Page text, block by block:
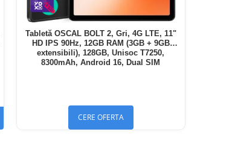
Tabletă OSCAL BOLT 2, Gri, 4G LTE, 11"
HD IPS 90Hz, 12GB RAM (3GB + 9GB
extensibili), 128GB, Unisoc T7250,
8300mAh, Android 16, Dual SIM
CERE OFERTA